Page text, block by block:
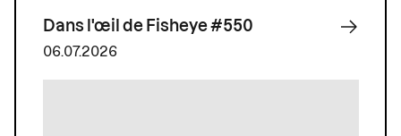
Dans l'œil de Fisheye #550
06.07.2026